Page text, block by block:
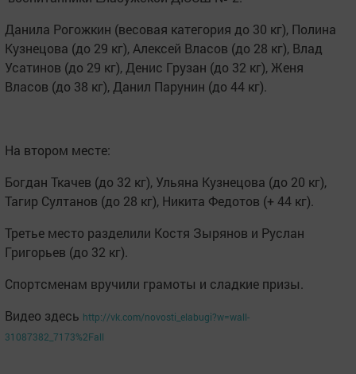
Данила Рогожкин (весовая категория до 30 кг), Полина
Кузнецова (до 29 кг), Алексей Власов (до 28 кг), Влад
Усатинов (до 29 кг), Денис Грузан (до 32 кг), Женя
Власов (до 38 кг), Данил Парунин (до 44 кг).
На втором месте:
Богдан Ткачев (до 32 кг), Ульяна Кузнецова (до 20 кг),
Тагир Султанов (до 28 кг), Никита Федотов (+ 44 кг).
Третье место разделили Костя Зырянов и Руслан
Григорьев (до 32 кг).
Спортсменам вручили грамоты и сладкие призы.
Видео здесь http://vk.com/novosti_elabugi?w=wall-
31087382_7173%2Fall